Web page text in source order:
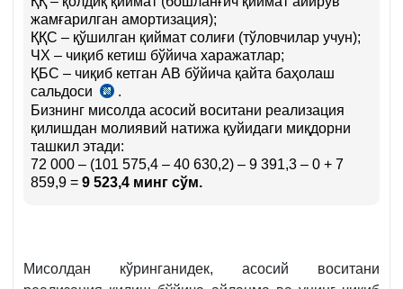
жамғарилган амортизация);
ҚҚС – қўшилган қиймат солиғи (тўловчилар учун);
ЧХ – чиқиб кетиш бўйича харажатлар;
ҚБС – чиқиб кетган АВ бўйича қайта баҳолаш
сальдоси
5-
сон
БҲМС
53-
б.
.
Бизнинг мисолда асосий воситани реализация
қилишдан молиявий натижа қуйидаги миқдорни
ташкил этади:
72 000 – (101 575,4 – 40 630,2) – 9 391,3 – 0 + 7
859,9 = 9 523,4 минг сўм.
Мисолдан кўринганидек, асосий воситани